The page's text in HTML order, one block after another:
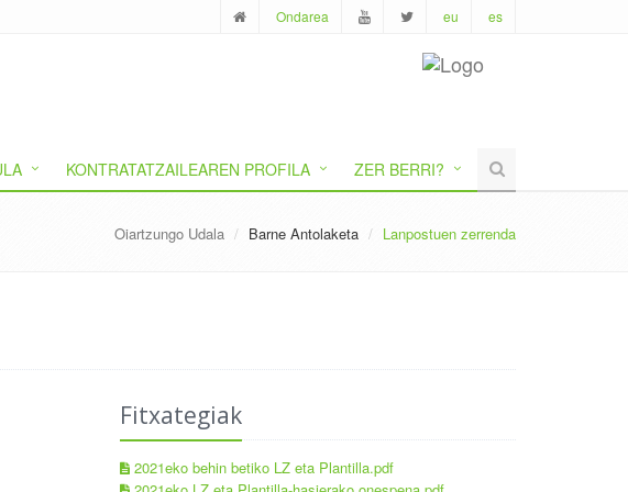
Ondarea eu es
KONTRATATZAILEAREN PROFILA ZER BERRI?
Oiartzungo Udala Barne Antolaketa Lanpostuen zerrenda
Fitxategiak
2021eko behin betiko LZ eta Plantilla.pdf